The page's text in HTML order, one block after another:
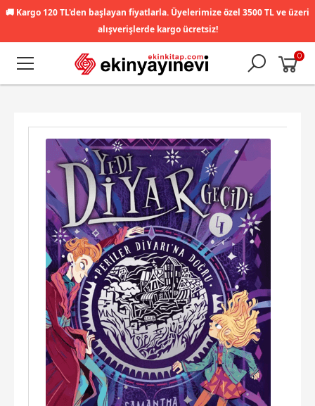
🚚 Kargo 120 TL'den başlayan fiyatlarla. Üyelerimize özel 3500 TL ve üzeri
alışverişlerde kargo ücretsiz!
0